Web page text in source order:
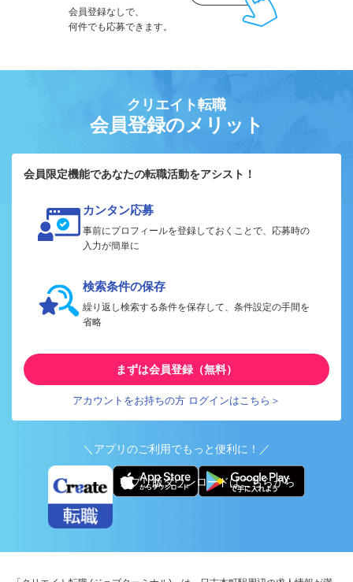
会員登録なしで、
何件でも応募できます。
クリエイト転職
会員登録のメリット
会員限定機能であなたの転職活動をアシスト！
カンタン応募
事前にプロフィールを登録しておくことで、応募時の
入力が簡単に
検索条件の保存
繰り返し検索する条件を保存して、条件設定の手間を
省略
まずは会員登録（無料）
アカウントをお持ちの方 ログインはこちら＞
＼アプリのご利用でもっと便利に！／
アプリ版ダウンロードはこちらから